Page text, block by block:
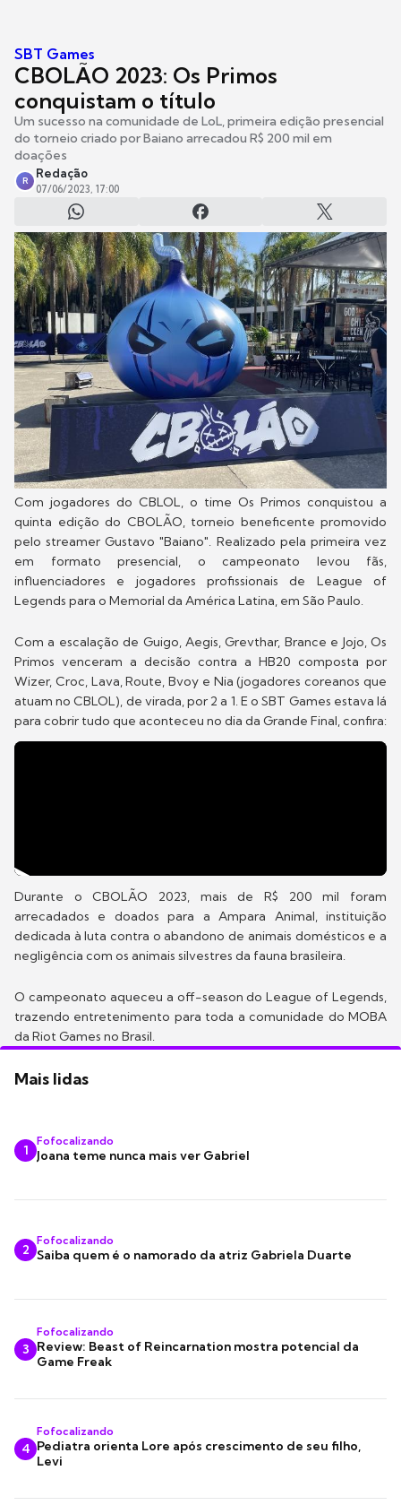
SBT Games
CBOLÃO 2023: Os Primos
conquistam o título
Um sucesso na comunidade de LoL, primeira edição presencial
do torneio criado por Baiano arrecadou R$ 200 mil em
doações
R
Redação
07/06/2023, 17:00
Com jogadores do CBLOL, o time Os Primos conquistou a
quinta edição do CBOLÃO, torneio beneficente promovido
pelo streamer Gustavo "Baiano". Realizado pela primeira vez
em formato presencial, o campeonato levou fãs,
influenciadores e jogadores profissionais de League of
Legends para o Memorial da América Latina, em São Paulo.
Com a escalação de Guigo, Aegis, Grevthar, Brance e Jojo, Os
Primos venceram a decisão contra a HB20 composta por
Wizer, Croc, Lava, Route, Bvoy e Nia (jogadores coreanos que
atuam no CBLOL), de virada, por 2 a 1. E o SBT Games estava lá
para cobrir tudo que aconteceu no dia da Grande Final, confira:
Durante o CBOLÃO 2023, mais de R$ 200 mil foram
arrecadados e doados para a Ampara Animal, instituição
dedicada à luta contra o abandono de animais domésticos e a
negligência com os animais silvestres da fauna brasileira.
O campeonato aqueceu a off-season do League of Legends,
trazendo entretenimento para toda a comunidade do MOBA
da Riot Games no Brasil.
Mais lidas
1
Fofocalizando
Joana teme nunca mais ver Gabriel
2
Fofocalizando
Saiba quem é o namorado da atriz Gabriela Duarte
3
Fofocalizando
Review: Beast of Reincarnation mostra potencial da
Game Freak
4
Fofocalizando
Pediatra orienta Lore após crescimento de seu filho,
Levi